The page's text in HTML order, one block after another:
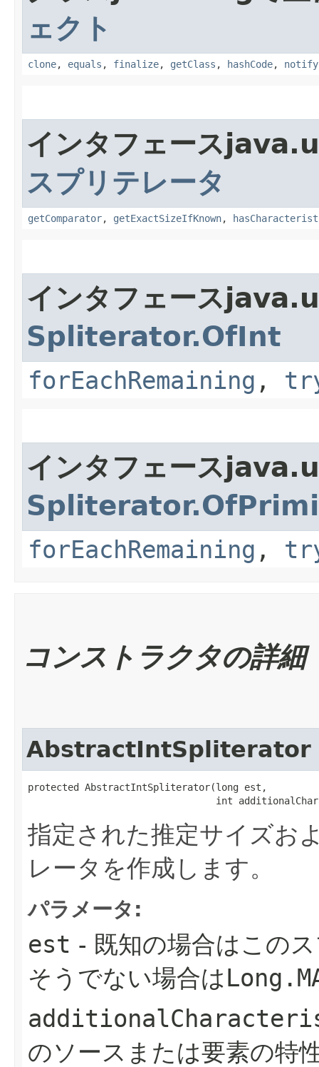
ェクト
clone, equals , finalize, getClass , hashCode, notify
インタフェース
スプリテレータ
getComparator, getExactSizeIfKnown,
インタフェース
Spliterator.OfInt
forEachRemaining ,
インタフェース
forEachRemaining ,
コンストラクタの詳細
AbstractIntSpliterator
protected AbstractIntSpliterator​(long est,
int
指定された推定サイズお
レータを作成します。
パラメータ:
est - 既知の場合はこの
そうでない場合は
のソースまたは要素の特